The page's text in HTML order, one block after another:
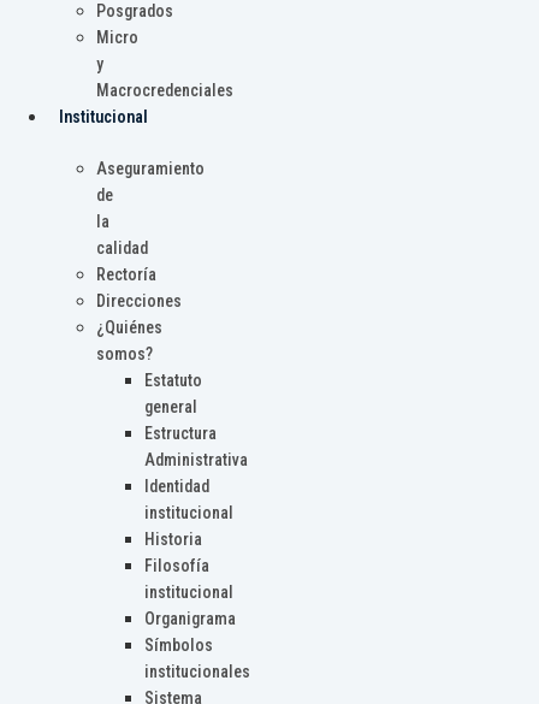
Posgrados
Micro
y
Macrocredenciales
Institucional
Aseguramiento
de
la
calidad
Rectoría
Direcciones
¿Quiénes
somos?
Estatuto
general
Estructura
Administrativa
Identidad
institucional
Historia
Filosofía
institucional
Organigrama
Símbolos
institucionales
Sistema